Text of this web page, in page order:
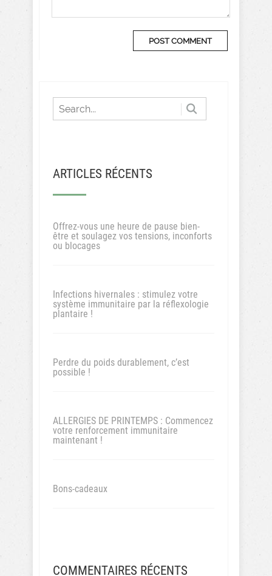
ARTICLES RÉCENTS
Offrez-vous une heure de pause bien-
être et soulagez vos tensions, inconforts
ou blocages
Infections hivernales : stimulez votre
système immunitaire par la réflexologie
plantaire !
Perdre du poids durablement, c’est
possible !
ALLERGIES DE PRINTEMPS : Commencez
votre renforcement immunitaire
maintenant !
Bons-cadeaux
COMMENTAIRES RÉCENTS